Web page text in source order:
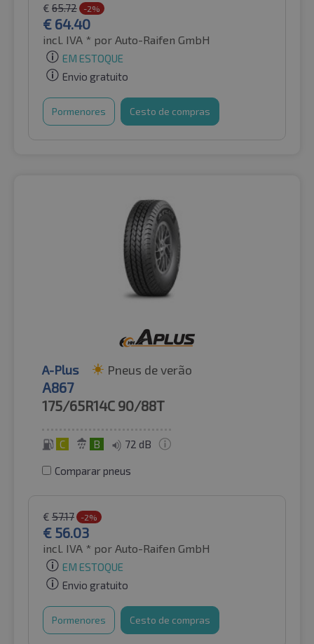
€ 65.72 -2%
€ 64.40
incl. IVA * por Auto-Raifen GmbH
EM ESTOQUE
Envio gratuito
Pormenores Cesto de compras
A-Plus Pneus de verão
A867
175/65R14C 90/88T
C B 72 dB
Comparar pneus
€ 57.17 -2%
€ 56.03
incl. IVA * por Auto-Raifen GmbH
EM ESTOQUE
Envio gratuito
Pormenores Cesto de compras